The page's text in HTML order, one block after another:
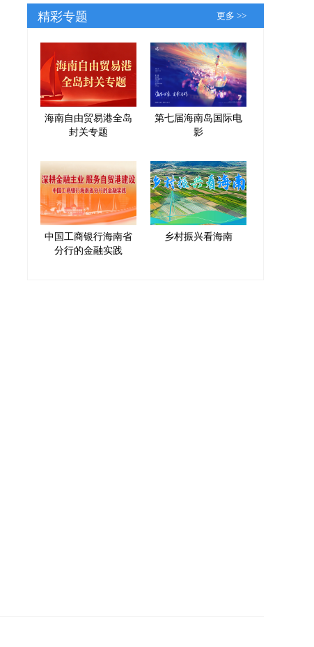
精彩专题 更多 >>
海南自由贸易港全岛
封关专题
第七届海南岛国际电
影
中国工商银行海南省
分行的金融实践
乡村振兴看海南